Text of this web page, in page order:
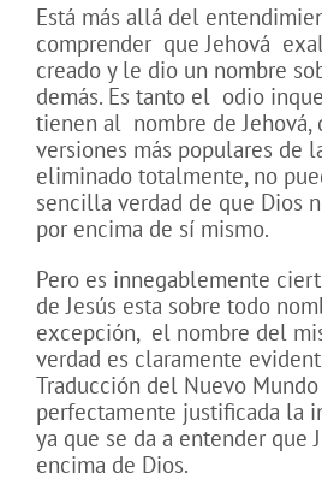
Está más allá del
comprender que Jehová
creado y le dio un nombre
demás. Es tanto el odio
tienen al nombre de Jehová,
versiones más populares de
eliminado totalmente, no
sencilla verdad de que Dios
por encima de sí mismo.
Pero es innegablemente
de Jesús esta sobre todo
excepción, el nombre del
verdad es claramente
Traducción del Nuevo
perfectamente justificada la
ya que se da a entender que
encima de Dios.